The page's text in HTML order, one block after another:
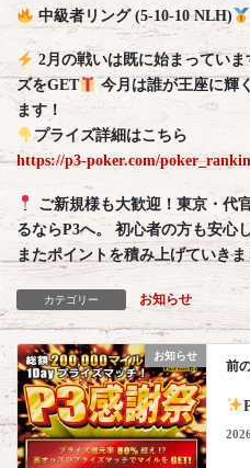
中級者リング (5-10-10 NLH)
2月の戦いは既に始まってい
ズをGET
今月は誰が王座に輝
ます！
プライズ詳細はこちら
https://p3-poker.com/
ご新規様も大歓迎！東京・代
るならP3へ。 初心者の方も安心
またポイントを積み上げていき
カテゴリー お知らせ
お知らせ
前